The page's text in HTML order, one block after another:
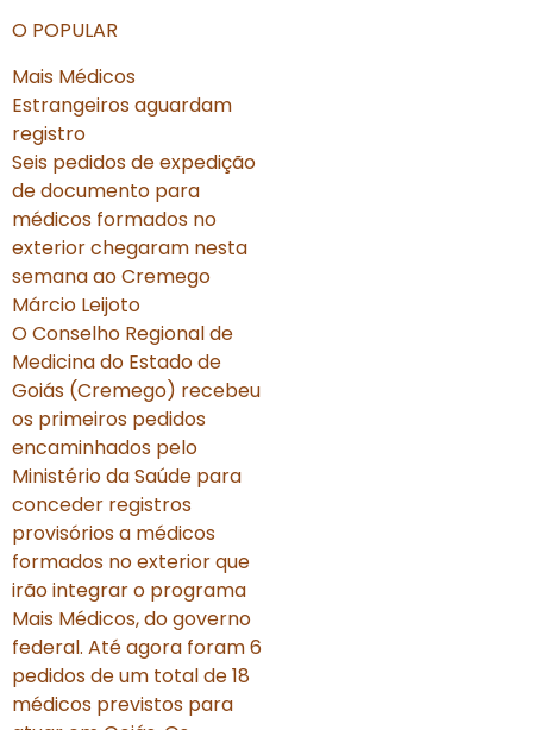
O POPULAR
Mais Médicos
Estrangeiros aguardam
registro
Seis pedidos de expedição
de documento para
médicos formados no
exterior chegaram nesta
semana ao Cremego
Márcio Leijoto
O Conselho Regional de
Medicina do Estado de
Goiás (Cremego) recebeu
os primeiros pedidos
encaminhados pelo
Ministério da Saúde para
conceder registros
provisórios a médicos
formados no exterior que
irão integrar o programa
Mais Médicos, do governo
federal. Até agora foram 6
pedidos de um total de 18
médicos previstos para